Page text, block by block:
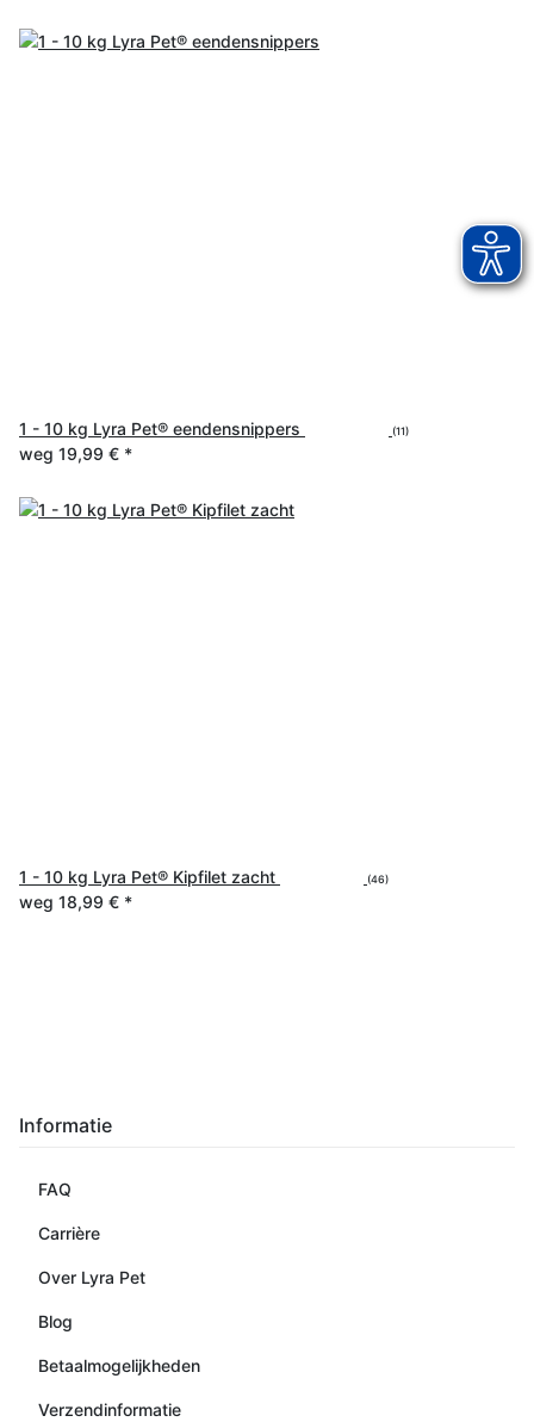
1 - 10 kg Lyra Pet® eendensnippers (11)
weg 19,99 € *
1 - 10 kg Lyra Pet® Kipfilet zacht (46)
weg 18,99 € *
Informatie
FAQ
Carrière
Over Lyra Pet
Blog
Betaalmogelijkheden
Verzendinformatie